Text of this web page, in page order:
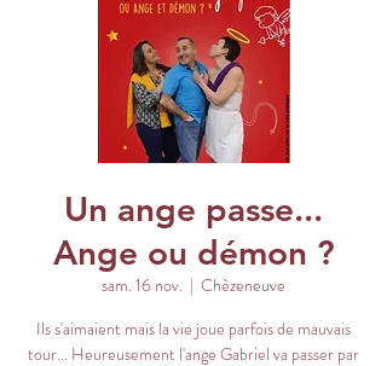
Un ange passe...
Ange ou démon ?
sam. 16 nov.
  |
Chèzeneuve
Ils s'aimaient mais la vie joue parfois de mauvais
tour... Heureusement l'ange Gabriel va passer par